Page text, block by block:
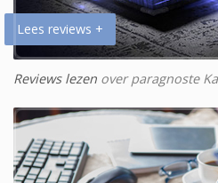
Lees reviews +
Reviews lezen over paragnoste